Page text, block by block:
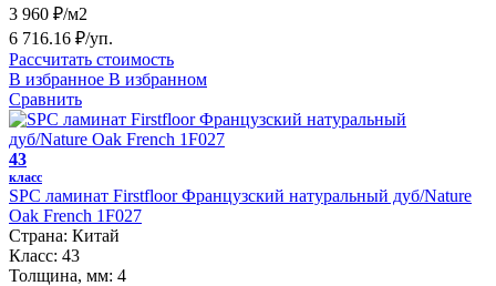
3 960 ₽/м2
6 716.16 ₽/уп.
Рассчитать стоимость
В избранное В избранном
Сравнить
43
класс
SPC ламинат Firstfloor Французский натуральный дуб/Nature
Oak French 1F027
Страна: Китай
Класс: 43
Толщина, мм: 4